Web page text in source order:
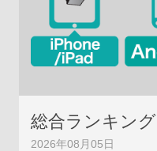
総合ランキング
2026年08月05日